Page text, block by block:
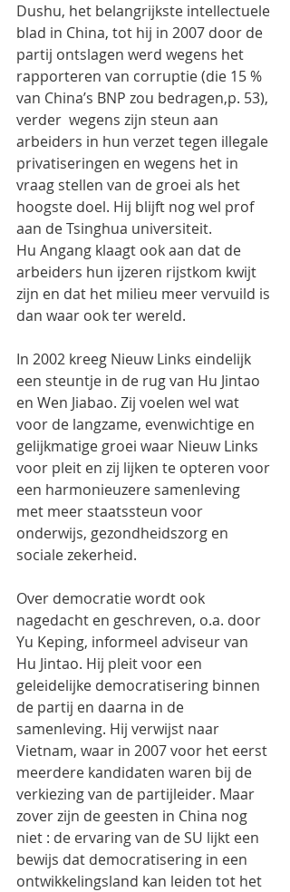
Dushu, het belangrijkste intellectuele
blad in China, tot hij in 2007 door de
partij ontslagen werd wegens het
rapporteren van corruptie (die 15 %
van China’s BNP zou bedragen,p. 53),
verder  wegens zijn steun aan
arbeiders in hun verzet tegen illegale
privatiseringen en wegens het in
vraag stellen van de groei als het
hoogste doel. Hij blijft nog wel prof
aan de Tsinghua universiteit.
Hu Angang klaagt ook aan dat de
arbeiders hun ijzeren rijstkom kwijt
zijn en dat het milieu meer vervuild is
dan waar ook ter wereld.
In 2002 kreeg Nieuw Links eindelijk
een steuntje in de rug van Hu Jintao
en Wen Jiabao. Zij voelen wel wat
voor de langzame, evenwichtige en
gelijkmatige groei waar Nieuw Links
voor pleit en zij lijken te opteren voor
een harmonieuzere samenleving
met meer staatssteun voor
onderwijs, gezondheidszorg en
sociale zekerheid.
Over democratie wordt ook
nagedacht en geschreven, o.a. door
Yu Keping, informeel adviseur van
Hu Jintao. Hij pleit voor een
geleidelijke democratisering binnen
de partij en daarna in de
samenleving. Hij verwijst naar
Vietnam, waar in 2007 voor het eerst
meerdere kandidaten waren bij de
verkiezing van de partijleider. Maar
zover zijn de geesten in China nog
niet : de ervaring van de SU lijkt een
bewijs dat democratisering in een
ontwikkelingsland kan leiden tot het